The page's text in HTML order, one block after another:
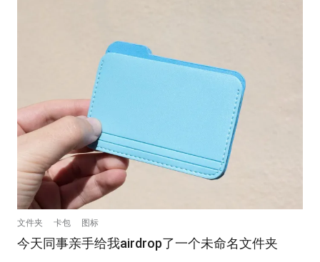
文件夹 卡包 图标
今天同事亲手给我airdrop了一个未命名文件夹